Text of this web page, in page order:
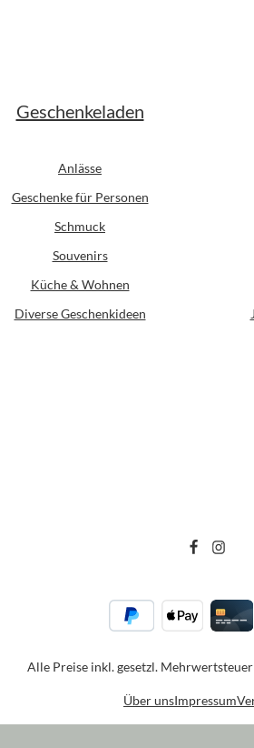
Geschenkeladen
Anlässe
Geschenke für Personen
Schmuck
Souvenirs
Küche & Wohnen
Diverse Geschenkideen
Alle Preise inkl. gesetzl. Mehrwertsteuer
Über unsImpressum